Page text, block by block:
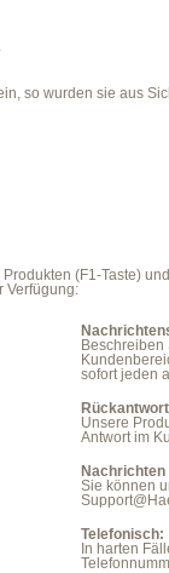
so wurden sie aus
(F1-Taste)
Verfügung:
Beschreiben
sofort jeden
Unsere
Antwort im
Nachrichten
Sie können
Telefonisch:
In harten